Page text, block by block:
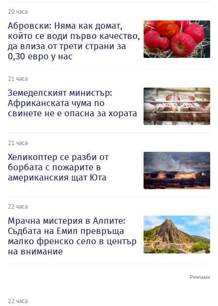
20 часа
Абровски: Няма как домат,
който се води първо качество,
да влиза от трети страни за
0,30 евро у нас
21 часа
Земеделският министър:
Африканската чума по
свинете не е опасна за хората
21 часа
Хеликоптер се разби от
борбата с пожарите в
американския щат Юта
22 часа
Мрачна мистерия в Алпите:
Съдбата на Емил превръща
малко френско село в център
на внимание
22 часа